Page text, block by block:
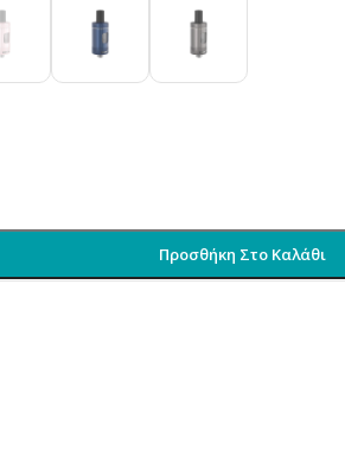
Προσθήκη Στο Καλάθι